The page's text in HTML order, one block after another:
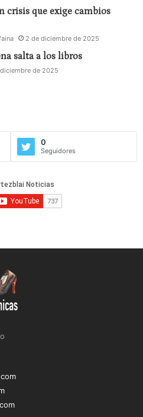
crisis que exige cambios
2 de diciembre de 2025
salta a los libros
de 2025
0
Seguidores